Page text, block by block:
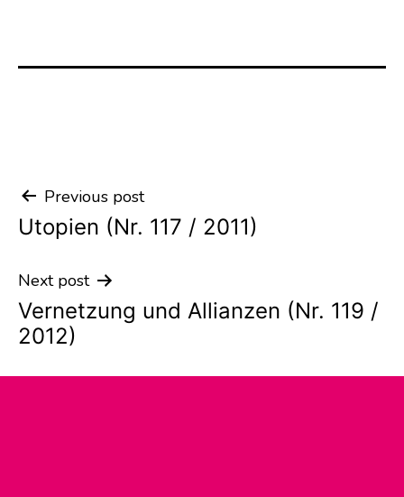
Post
navigation
Previous post
Utopien (Nr. 117 / 2011)
Next post
Vernetzung und Allianzen (Nr. 119 /
2012)